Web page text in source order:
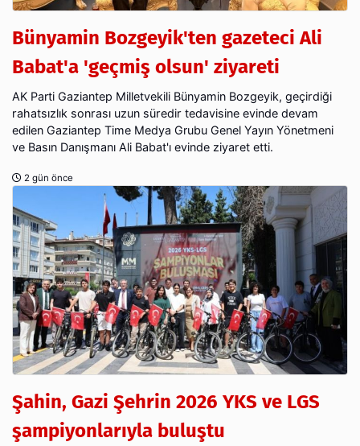
Bünyamin Bozgeyik'ten gazeteci Ali
Babat'a 'geçmiş olsun' ziyareti
AK Parti Gaziantep Milletvekili Bünyamin Bozgeyik, geçirdiği
rahatsızlık sonrası uzun süredir tedavisine evinde devam
edilen Gaziantep Time Medya Grubu Genel Yayın Yönetmeni
ve Basın Danışmanı Ali Babat'ı evinde ziyaret etti.
2 gün önce
Şahin, Gazi Şehrin 2026 YKS ve LGS
şampiyonlarıyla buluştu